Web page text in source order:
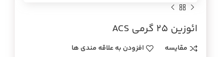
ائوزين 25 گرمي ACS
مقایسه افزودن به علاقه مندی ها